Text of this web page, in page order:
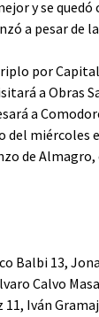
y se
a pesar de
por Capital
a Obras
a
del miércoles
de
Balbi 13,
Calvo
Iván